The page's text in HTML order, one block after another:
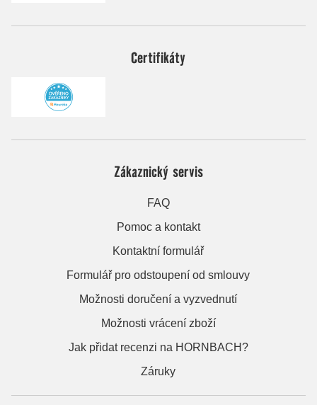
Certifikáty
Zákaznický servis
FAQ
Pomoc a kontakt
Kontaktní formulář
Formulář pro odstoupení od smlouvy
Možnosti doručení a vyzvednutí
Možnosti vrácení zboží
Jak přidat recenzi na HORNBACH?
Záruky